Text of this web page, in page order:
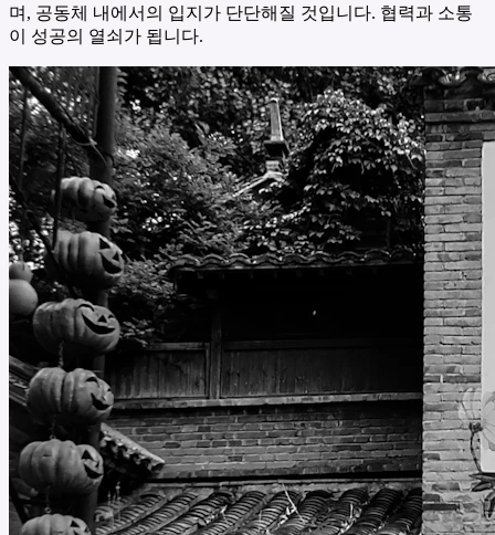
며, 공동체 내에서의 입지가 단단해질 것입니다. 협력과 소통
이 성공의 열쇠가 됩니다.